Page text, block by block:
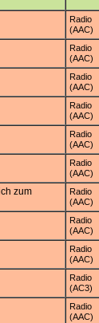
Radio
(AAC)
Radio
(AAC)
Radio
(AAC)
Radio
(AAC)
Radio
(AAC)
Radio
(AAC)
zum
Radio
(AAC)
Radio
(AAC)
Radio
(AAC)
Radio
(AC3)
Radio
(AAC)